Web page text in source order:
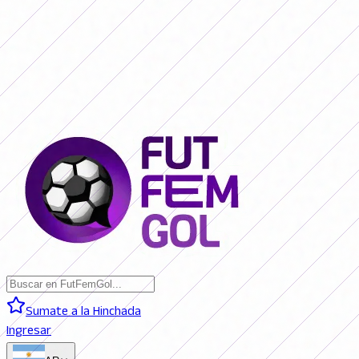
SAN LORENZO 0 - 0 BOCA JRS. (EN VIVO)RIVER PLATE 0 - 0
RACING (EN VIVO)
RACING 0 - 0 SAN LORENZO (FINAL)
BOCA JRS. 3
- 1 RIVER PLATE (FINAL)
BELGRANO 2 - 0 BANFIELD (FINAL)
SAN
LORENZO 0 - 0 BOCA JRS. (EN VIVO)
RIVER PLATE 0 - 0 RACING
(EN VIVO)
RACING 0 - 0 SAN LORENZO (FINAL)BOCA JRS. 3 - 1
RIVER PLATE (FINAL)
BELGRANO 2 - 0 BANFIELD (FINAL)
Sumate a la Hinchada
Ingresar